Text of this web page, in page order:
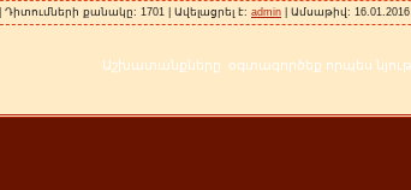
| Դիտումների քանակը: 1701 | Ավելացրել է: admin | Ամսաթիվ: 16.01.2016
Աշխատանքները օգտագործեք որպես